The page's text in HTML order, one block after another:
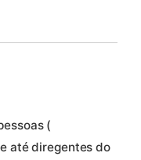
(
até diregentes do